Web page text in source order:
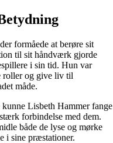
formåede at berøre sit
til sit håndværk gjorde
i sin tid. Hun var
roller og give liv til
måde.
Lisbeth Hammer fange
forbindelse med dem.
både de lyse og mørke
i sine præstationer.